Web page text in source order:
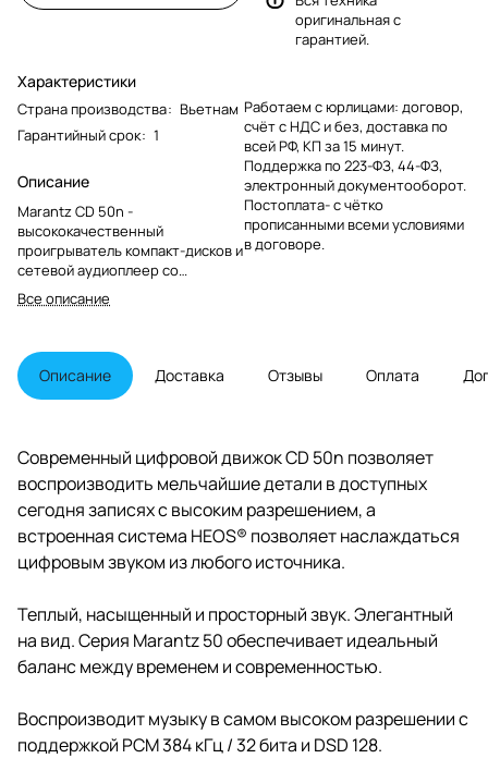
Характеристики
Страна производства: Вьетнам
Гарантийный срок: 1
Описание
Marantz CD 50n -
высококачественный
проигрыватель компакт-дисков и
сетевой аудиоплеер со
встроенной системой HEOS и
HDMI arc.
Все описание
оригинальная с
гарантией.
Работаем с юрлицами: договор,
счёт с НДС и без, доставка по
всей РФ, КП за 15 минут.
Поддержка по 223-ФЗ, 44-ФЗ,
электронный документооборот.
Постоплата- с чётко
прописанными всеми условиями
в договоре.
Описание Доставка Отзывы Оплата
Современный цифровой движок CD 50n позволяет
воспроизводить мельчайшие детали в доступных
сегодня записях с высоким разрешением, а
встроенная система HEOS® позволяет наслаждаться
цифровым звуком из любого источника.
Теплый, насыщенный и просторный звук. Элегантный
на вид. Серия Marantz 50 обеспечивает идеальный
баланс между временем и современностью.
Воспроизводит музыку в самом высоком разрешении с
поддержкой PCM 384 кГц / 32 бита и DSD 128.